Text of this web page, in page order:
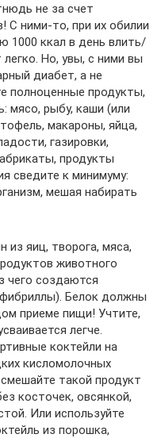
не за счет
С ними-то, при их обилии
1000 ккал в день влить/
легко. Но, увы, с ними вы
диабет, а не
полноценные продукты,
мясо, рыбу, каши (или
макароны, яйца,
газировки,
продукты
сведите к минимуму:
мешая набирать
из яиц, творога, мяса,
животного
чего создаются
Белок должны
приеме пищи! Учтите,
легче.
коктейли на
кисломолочных
такой продукт
косточек, овсянкой,
Или используйте
из порошка,